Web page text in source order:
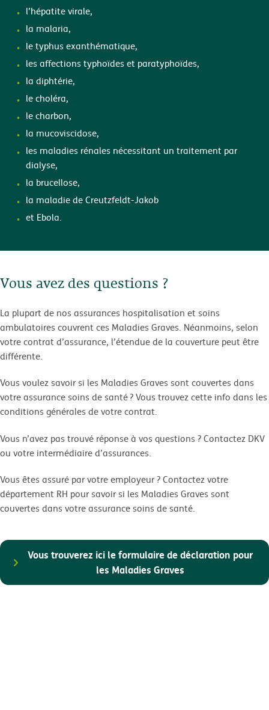
l’hépatite virale,
la malaria,
le typhus exanthématique,
les affections typhoïdes et paratyphoïdes,
la diphtérie,
le choléra,
le charbon,
la mucoviscidose,
les maladies rénales nécessitant un traitement par
dialyse,
la brucellose,
la maladie de Creutzfeldt-Jakob
et Ebola.
Vous avez des questions ?
La plupart de nos assurances hospitalisation et soins
ambulatoires couvrent ces Maladies Graves. Néanmoins, selon
votre contrat d’assurance, l’étendue de la couverture peut être
différente.
Vous voulez savoir si les Maladies Graves sont couvertes dans
votre assurance soins de santé ? Vous trouvez cette info dans les
conditions générales de votre contrat.
Vous n’avez pas trouvé réponse à vos questions ? Contactez DKV
ou votre intermédiaire d’assurances.
Vous êtes assuré par votre employeur ? Contactez votre
département RH pour savoir si les Maladies Graves sont
couvertes dans votre assurance soins de santé.
Vous trouverez ici le formulaire de déclaration pour
les Maladies Graves